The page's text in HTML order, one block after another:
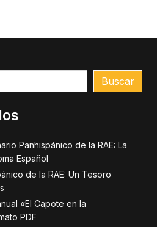
Buscar
Panhispánico de la RAE: La
Español
de la RAE: Un Tesoro
«El Capote en la
PDF